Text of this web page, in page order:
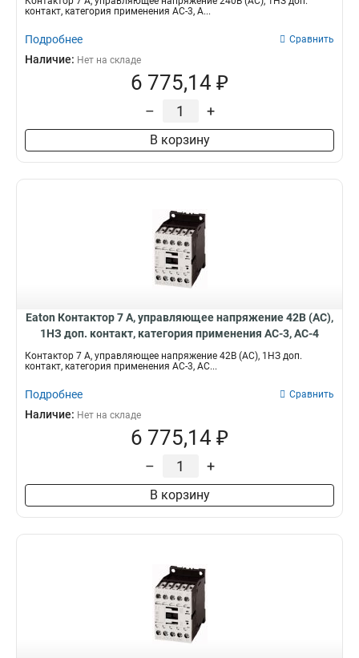
контакт, категория применения AC-3, A...
Подробнее Сравнить
Наличие: Нет на складе
6 775,14 ₽
– +
В корзину
Eaton Контактор 7 А, управляющее напряжение 42В (АС),
1НЗ доп. контакт, категория применения AC-3, AC-4
DILM7-01(42V50HZ,48V60HZ)
Контактор 7 А, управляющее напряжение 42В (АС), 1НЗ доп.
контакт, категория применения AC-3, AC...
Подробнее Сравнить
Наличие: Нет на складе
6 775,14 ₽
– +
В корзину